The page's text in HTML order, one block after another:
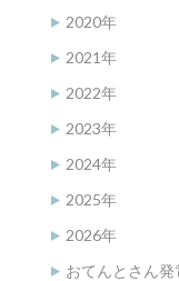
2020年
2021年
2022年
2023年
2024年
2025年
2026年
おてんとさん